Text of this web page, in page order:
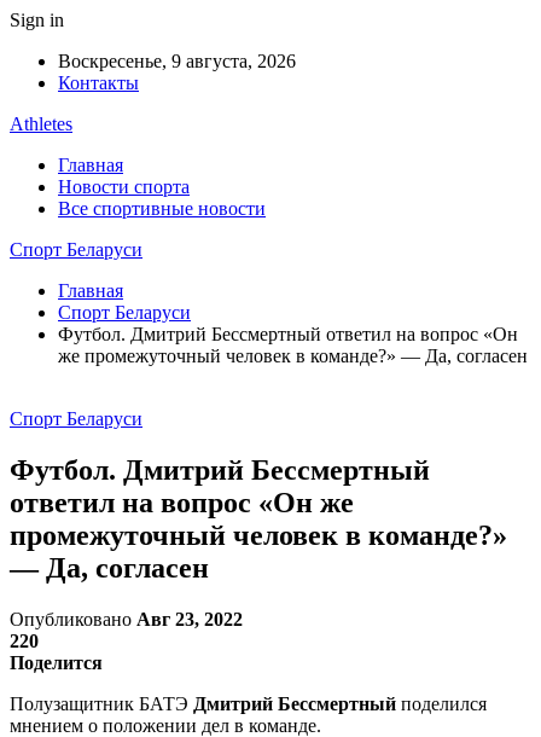
Sign in
Воскресенье, 9 августа, 2026
Контакты
Athletes
Главная
Новости спорта
Все спортивные новости
Спорт Беларуси
Главная
Спорт Беларуси
Футбол. Дмитрий Бессмертный ответил на вопрос «Он
же промежуточный человек в команде?» — Да, согласен
Спорт Беларуси
Футбол. Дмитрий Бессмертный
ответил на вопрос «Он же
промежуточный человек в команде?»
— Да, согласен
Опубликовано Авг 23, 2022
220
Поделится
Полузащитник БАТЭ Дмитрий Бессмертный поделился
мнением о положении дел в команде.